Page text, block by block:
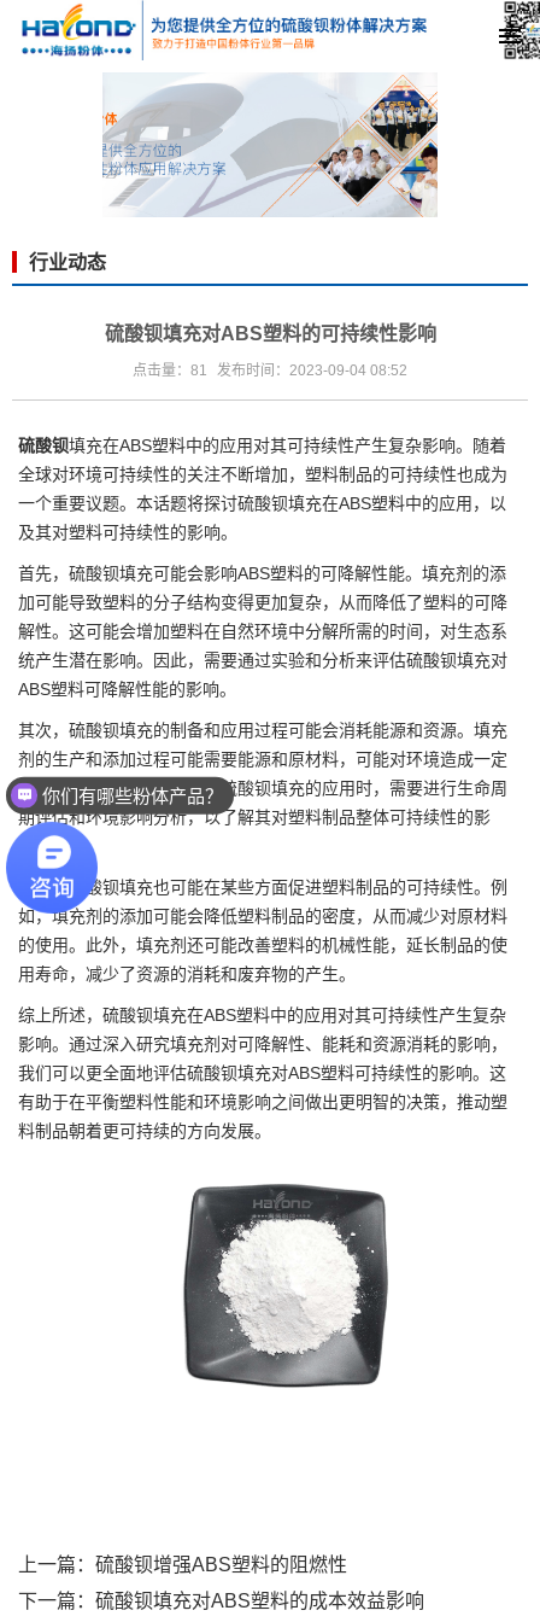
行业动态
硫酸钡填充对ABS塑料的可持续性影响
点击量：81 发布时间：2023-09-04 08:52
硫酸钡填充在ABS塑料中的应用对其可持续性产生复杂影响。
随着
全球对环境可持续性的关注不断增加，塑料制品的可持续性也成为
一个重要议题。本话题将探讨硫酸钡填充在ABS塑料中的应用，以
及其对塑料可持续性的影响。
首先， 硫酸钡填充可能会影响ABS塑料的可降解性能。填充剂的添
加可能导致塑料的分子结构变得更加复杂，从而降低了塑料的可降
解性。这可能会增加塑料在自然环境中分解所需的时间，对生态系
统产生潜在影响。因此，需要通过实验和分析来评估硫酸钡填充对
ABS塑料可降解性能的影响。
其次，硫酸钡填充的制备和应用过程可能会消耗能源和资源。填充
剂的生产和添加过程可能需要能源和原材料，可能对环境造成一定
程度的影响。因此，在考虑硫酸钡填充的应用时，需要进行生命周
期评估和环境影响分析，以了解其对塑料制品整体可持续性的影
响。
然而，硫酸钡填充也可能在某些方面促进塑料制品的可持续性。例
如，填充剂的添加可能会降低塑料制品的密度，从而减少对原材料
的使用。此外，填充剂还可能改善塑料的机械性能，延长制品的使
用寿命，减少了资源的消耗和废弃物的产生。
综上所述，硫酸钡填充在ABS塑料中的应用对其可持续性产生复杂
影响。通过深入研究填充剂对可降解性、能耗和资源消耗的影响，
我们可以更全面地评估硫酸钡填充对ABS塑料可持续性的影响。这
有助于在平衡塑料性能和环境影响之间做出更明智的决策，推动塑
料制品朝着更可持续的方向发展。
上一篇： 硫酸钡增强ABS塑料的阻燃性
下一篇： 硫酸钡填充对ABS塑料的成本效益影响
你们有哪些粉体产品？
你们的产品应用于哪些领域？